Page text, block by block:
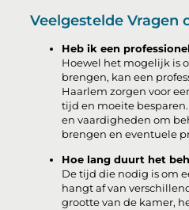
Veelgestelde Vragen
Heb ik een
Hoewel het mogelijk is
brengen, kan een
Haarlem zorgen voor
tijd en moeite
en vaardigheden om
brengen en eventuele
Hoe lang duurt het
De tijd die nodig is om
hangt af van
grootte van de kamer,